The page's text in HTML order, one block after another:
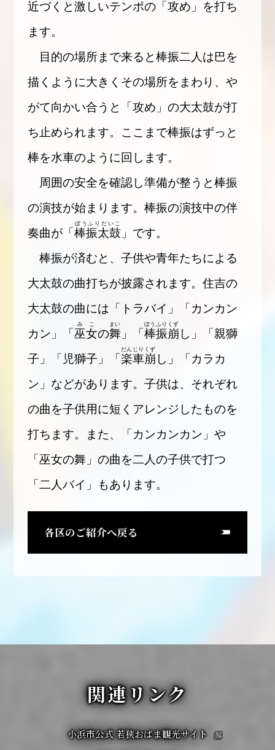
近づくと激しいテンポの「攻め」を打ち
ます。
目的の場所まで来ると棒振二人は巴を
描くように大きくその場所をまわり、や
がて向かい合うと「攻め」の大太鼓が打
ち止められます。ここまで棒振はずっと
棒を水車のように回します。
周囲の安全を確認し準備が整うと棒振
の演技が始まります。棒振の演技中の伴
奏曲が「 棒振太鼓
ぼうふりだいこ
」です。
棒振が済むと、子供や青年たちによる
大太鼓の曲打ちが披露されます。住吉の
大太鼓の曲には「トラバイ」「カンカン
カン」「 巫女
みこ
の舞
まい
」「 棒振崩
ぼうふりくず
し」「親獅
子」「児獅子」「 楽車崩
だんじりくず
し」「カラカ
ン」などがあります。子供は、それぞれ
の曲を子供用に短くアレンジしたものを
打ちます。また、「カンカンカン」や
「巫女の舞」の曲を二人の子供で打つ
「二人バイ」もあります。
各区のご紹介へ戻る
関連リンク
小浜市公式 若狭おばま観光サイト